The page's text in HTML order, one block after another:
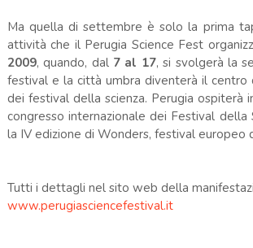
Ma quella di settembre è solo la prima
attività che il Perugia Science Fest
2009, quando, dal7 al 17, si svolgerà la
festival e la città umbra diventerà il centro
dei festival della scienza. Perugia ospiterà
congresso internazionale dei Festival della
la IV edizione di Wonders, festival europeo
Tutti i dettagli nel sito web della
www.perugiasciencefestival.it